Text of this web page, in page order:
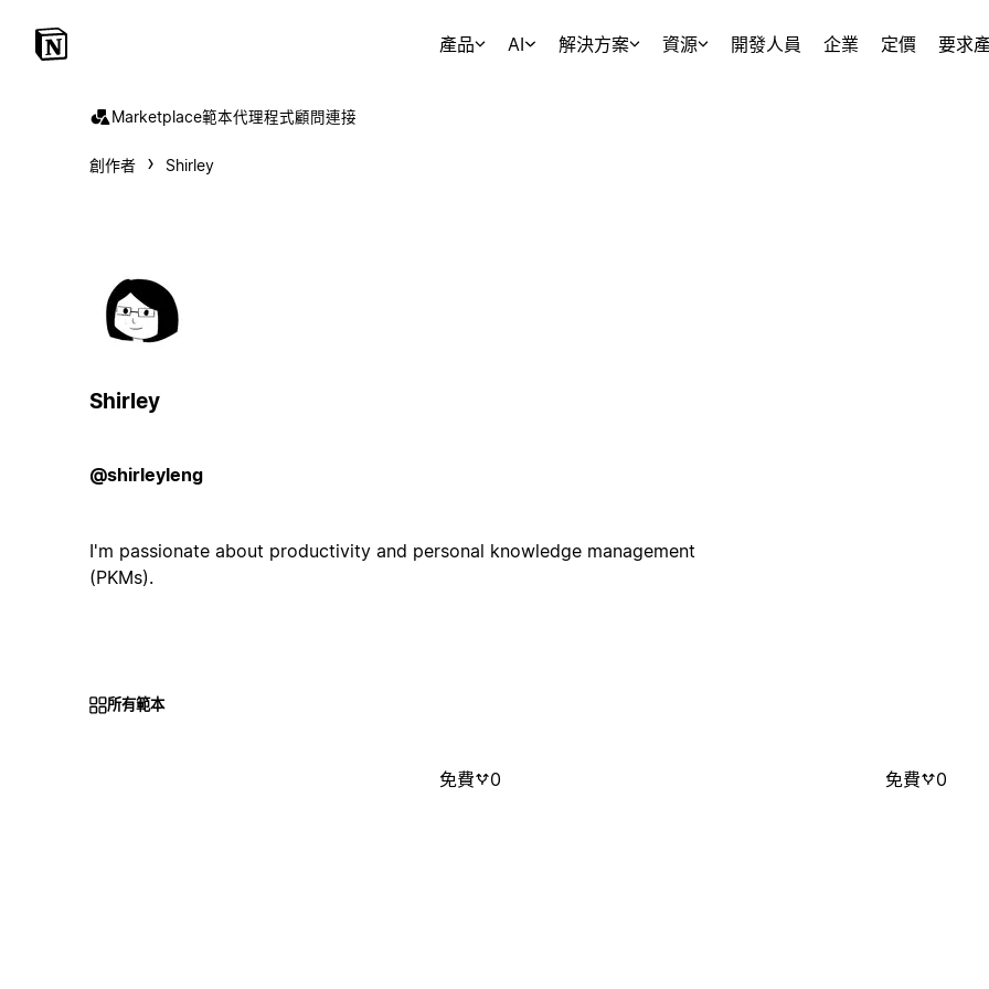
產品 AI 解決方案 資源 開發人員 企業 定價 要求
Marketplace範本代理程式顧問連接
創作者 Shirley
Shirley
@shirleyleng
I'm passionate about productivity and personal knowledge management
(PKMs).
所有範本
免費 0 免費 0